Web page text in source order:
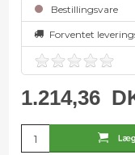
Bestillingsvare
Forventet
1.214,36